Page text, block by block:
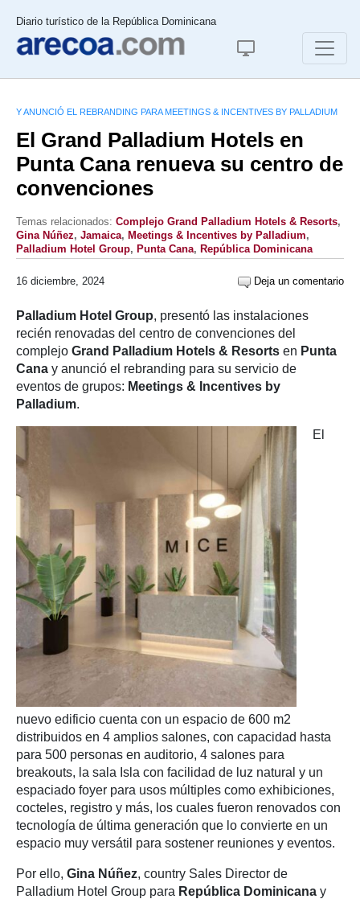
Diario turístico de la República Dominicana
Y ANUNCIÓ EL REBRANDING PARA MEETINGS & INCENTIVES BY PALLADIUM
El Grand Palladium Hotels en
Punta Cana renueva su centro de
convenciones
Temas relacionados: Complejo Grand Palladium Hotels & Resorts,
Gina Núñez, Jamaica, Meetings & Incentives by Palladium,
Palladium Hotel Group, Punta Cana, República Dominicana
16 diciembre, 2024 Deja un comentario
Palladium Hotel Group, presentó las instalaciones
recién renovadas del centro de convenciones del
complejo Grand Palladium Hotels & Resorts en Punta
Cana y anunció el rebranding para su servicio de
eventos de grupos: Meetings & Incentives by
Palladium.
El
nuevo edificio cuenta con un espacio de 600 m2
distribuidos en 4 amplios salones, con capacidad hasta
para 500 personas en auditorio, 4 salones para
breakouts, la sala Isla con facilidad de luz natural y un
espaciado foyer para usos múltiples como exhibiciones,
cocteles, registro y más, los cuales fueron renovados con
tecnología de última generación que lo convierte en un
espacio muy versátil para sostener reuniones y eventos.
Por ello, Gina Núñez, country Sales Director de
Palladium Hotel Group para República Dominicana y